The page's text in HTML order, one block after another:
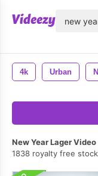
4k Urban
New Year Lager Video
1838 royalty free